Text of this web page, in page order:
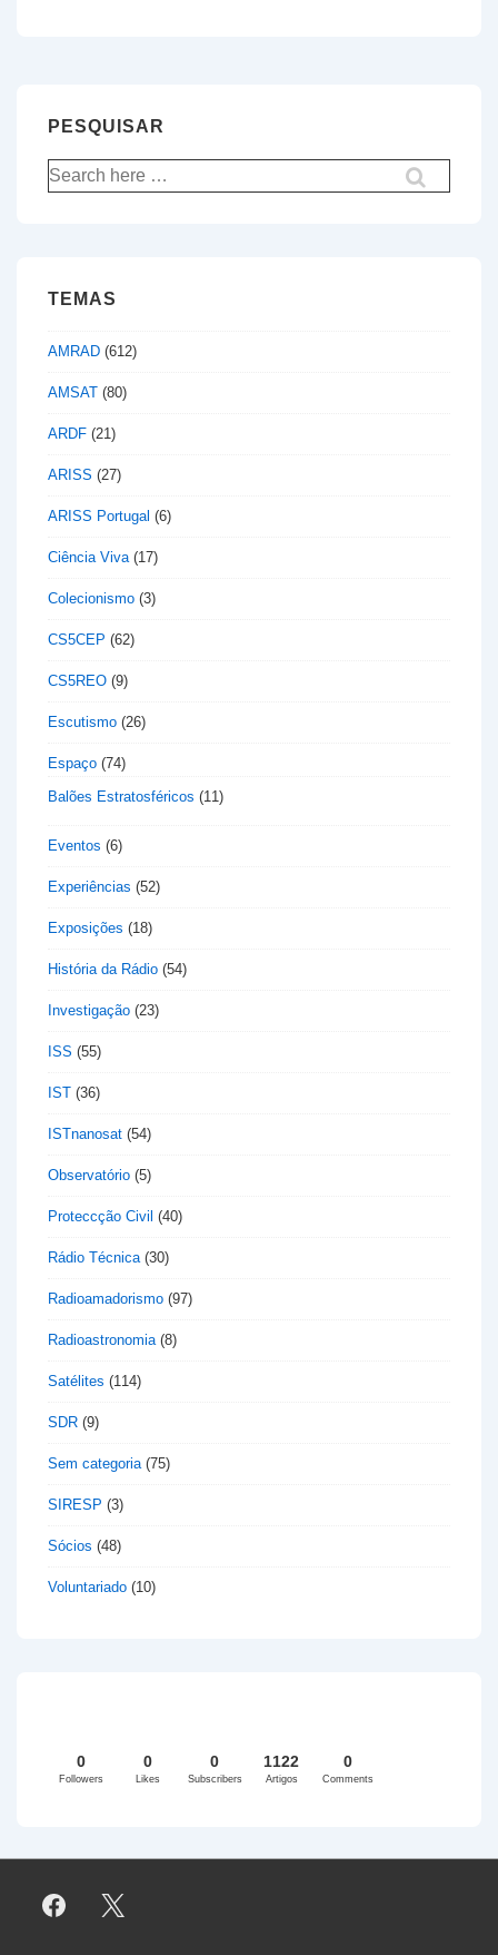
PESQUISAR
Pesquisar
por:
TEMAS
AMRAD (612)
AMSAT (80)
ARDF (21)
ARISS (27)
ARISS Portugal (6)
Ciência Viva(17)
Colecionismo (3)
CS5CEP (62)
CS5REO (9)
Escutismo (26)
Espaço (74)
Balões Estratosféricos (11)
Eventos (6)
Experiências (52)
Exposições (18)
História da Rádio (54)
Investigação (23)
ISS (55)
IST (36)
ISTnanosat (54)
Observatório (5)
Proteccção Civil (40)
Rádio Técnica(30)
Radioamadorismo (97)
Radioastronomia(8)
Satélites (114)
SDR (9)
Sem categoria(75)
SIRESP (3)
Sócios (48)
Voluntariado (10)
0
Followers
0
Likes
0
Subscribers
1122
Artigos
0
Comments